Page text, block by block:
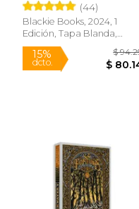
(44)
Blackie Books, 2024, 1
Edición, Tapa Blanda,
Nuevo